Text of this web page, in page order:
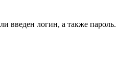
введен логин, а также пароль.